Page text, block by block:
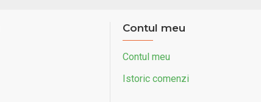
Contul meu
Contul meu
Istoric comenzi